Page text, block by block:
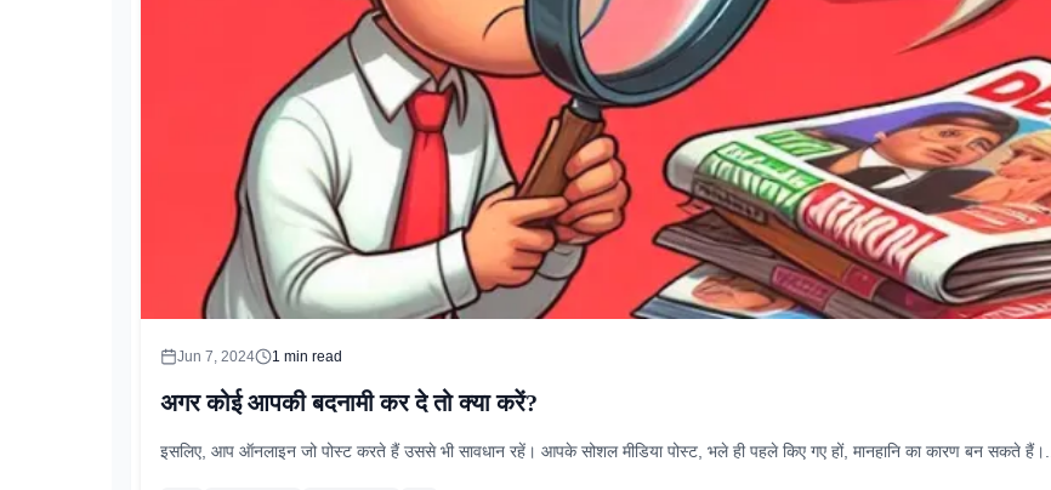
Jun 7, 2024 1 min read
अगर कोई आपकी बदनामी कर दे तो क्या करें?
इसलिए, आप ऑनलाइन जो पोस्ट करते हैं उससे भी सावधान रहें। आपके सोशल मीडिया पोस्ट, भले ही पहले किए गए हों, मानहानि का कारण बन सकते हैं।...